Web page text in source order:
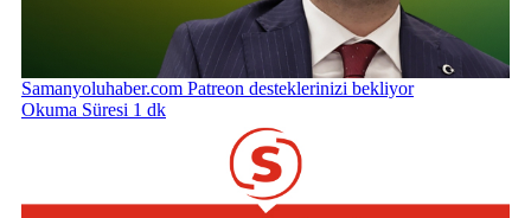
Samanyoluhaber.com Patreon desteklerinizi bekliyor
Okuma Süresi 1 dk